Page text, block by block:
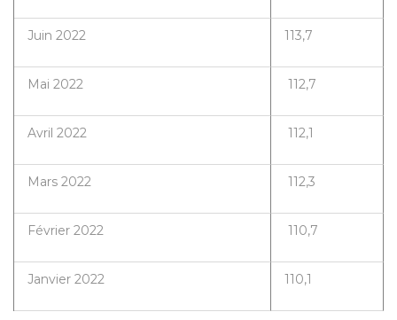
Juin 2022 113,7
Mai 2022 112,7
Avril 2022 112,1
Mars 2022 112,3
Février 2022 110,7
Janvier 2022 110,1